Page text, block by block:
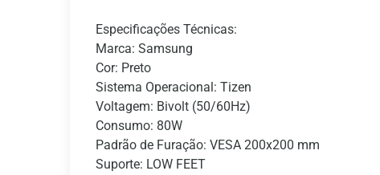
Especificações Técnicas:
Marca: Samsung
Cor: Preto
Sistema Operacional: Tizen
Voltagem: Bivolt (50/60Hz)
Consumo: 80W
Padrão de Furação: VESA 200x200 mm
Suporte: LOW FEET